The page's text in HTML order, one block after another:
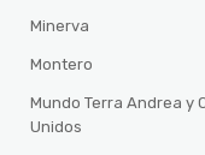
Minerva
Montero
Mundo Terra Andrea y
Unidos